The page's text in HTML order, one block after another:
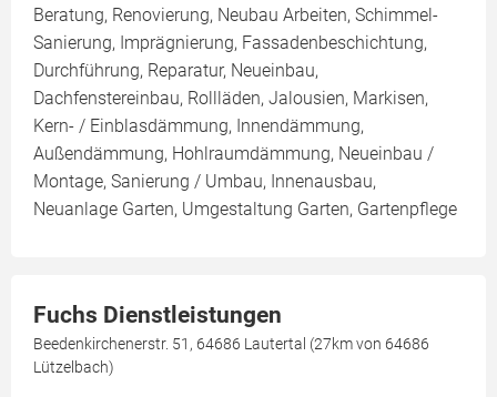
Beratung, Renovierung, Neubau Arbeiten, Schimmel-
Sanierung, Imprägnierung, Fassadenbeschichtung,
Durchführung, Reparatur, Neueinbau,
Dachfenstereinbau, Rollläden, Jalousien, Markisen,
Kern- / Einblasdämmung, Innendämmung,
Außendämmung, Hohlraumdämmung, Neueinbau /
Montage, Sanierung / Umbau, Innenausbau,
Neuanlage Garten, Umgestaltung Garten, Gartenpflege
Fuchs Dienstleistungen
Beedenkirchenerstr. 51, 64686 Lautertal (27km von 64686
Lützelbach)